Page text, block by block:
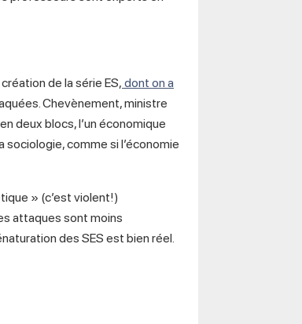
de la série ES, dont on a
Chevènement, ministre
deux blocs, l’un économique
comme si l’économie
» (c’est violent!)
attaques sont moins
des SES est bien réel.